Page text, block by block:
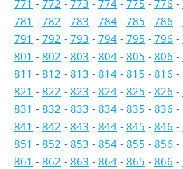
771 - 772 - 773 - 774 - 775 - 776 -
781 - 782 - 783 - 784 - 785 - 786 -
791 - 792 - 793 - 794 - 795 - 796 -
801 - 802 - 803 - 804 - 805 - 806 -
811 - 812 - 813 - 814 - 815 - 816 -
821 - 822 - 823 - 824 - 825 - 826 -
831 - 832 - 833 - 834 - 835 - 836 -
841 - 842 - 843 - 844 - 845 - 846 -
851 - 852 - 853 - 854 - 855 - 856 -
861 - 862 - 863 - 864 - 865 - 866 -